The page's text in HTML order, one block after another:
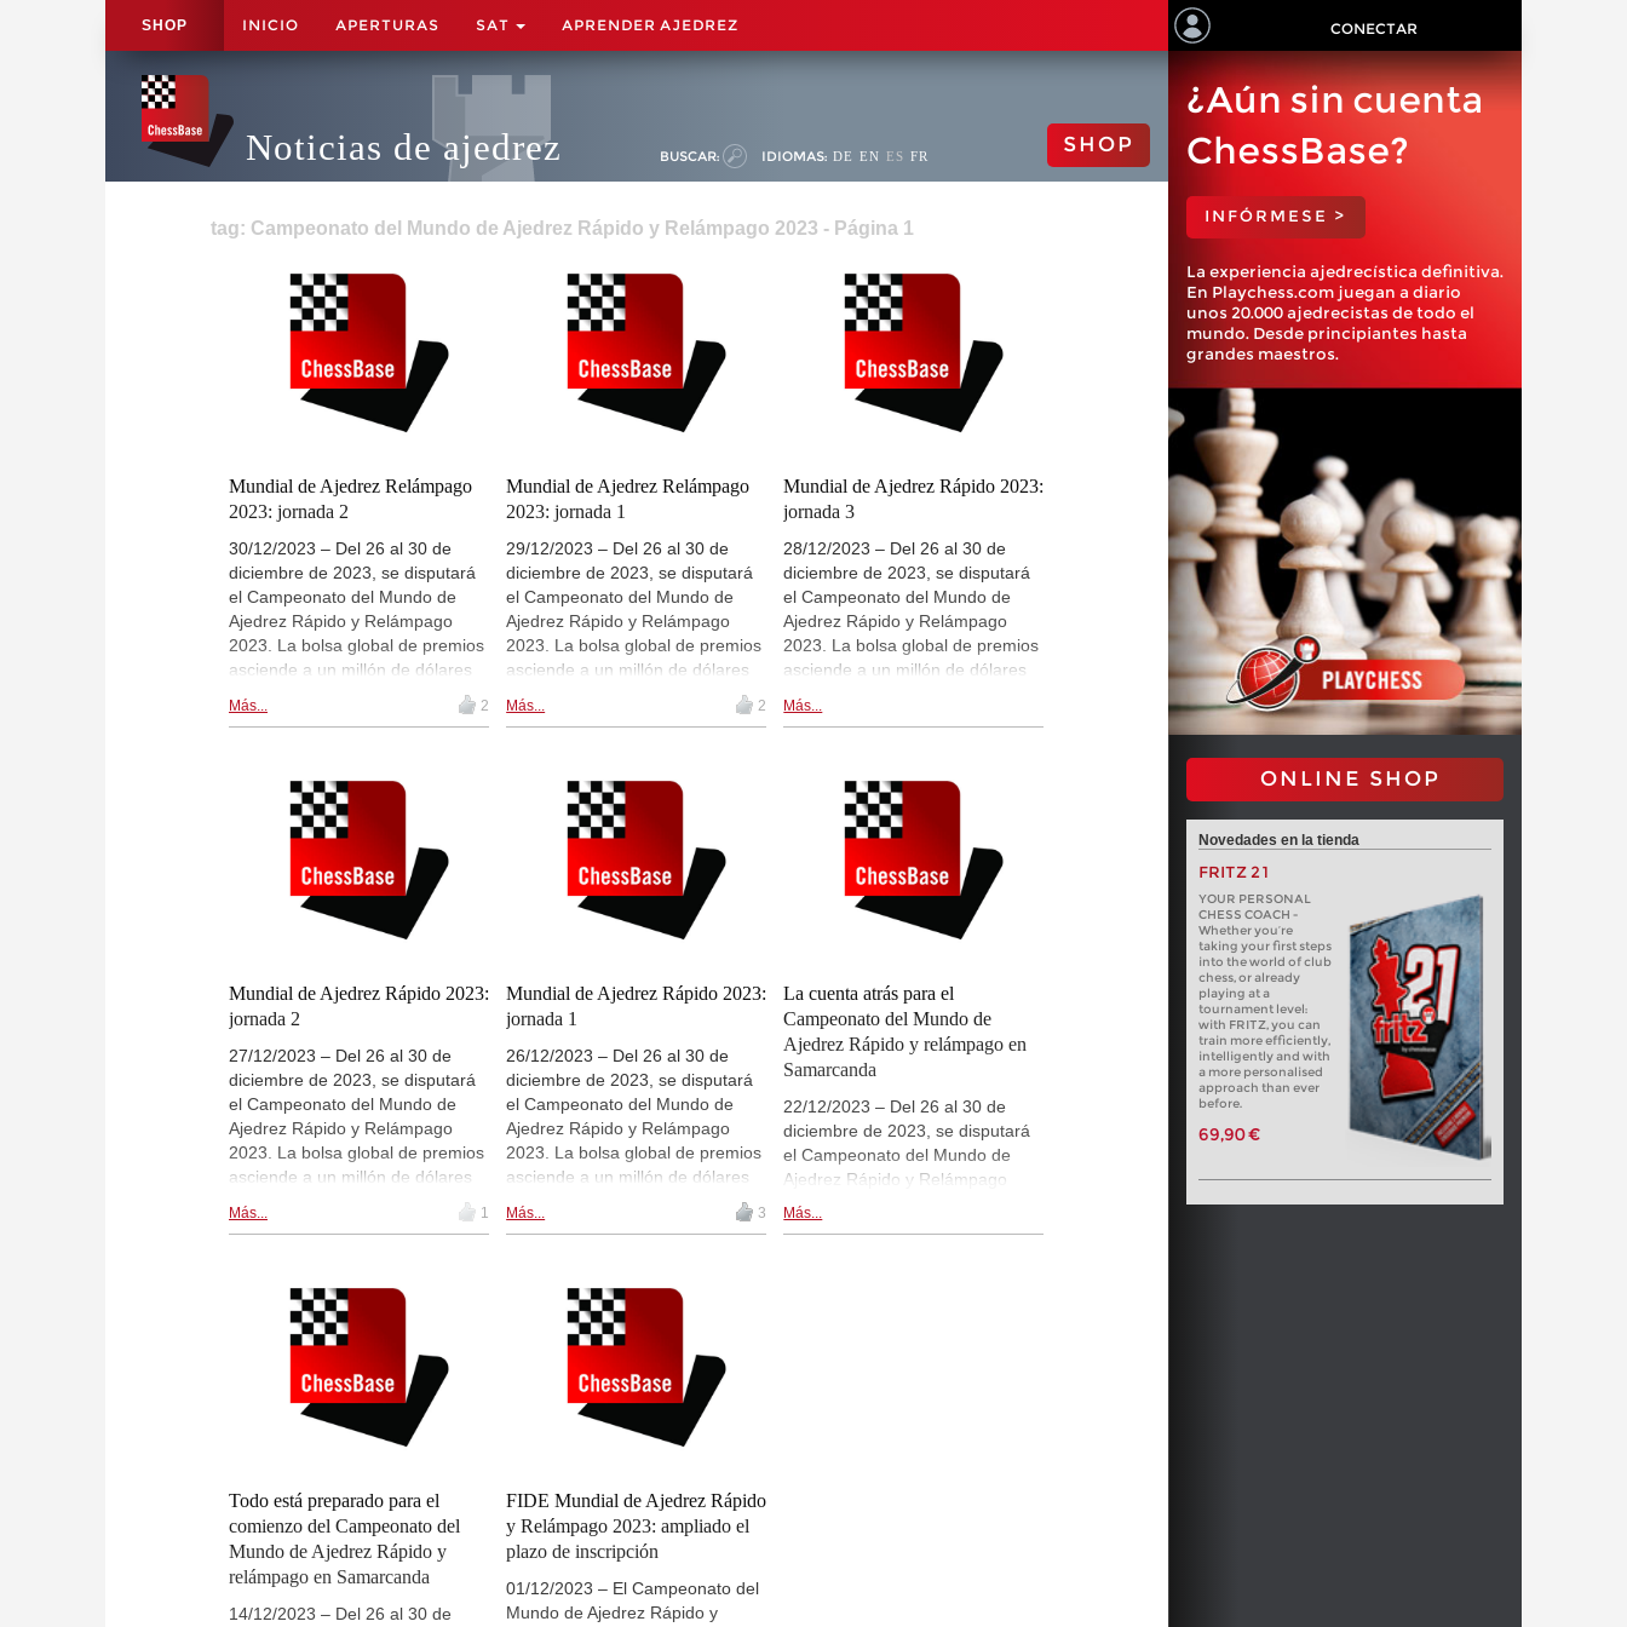
SHOP INICIO APERTURAS SAT APRENDER AJEDREZ CONECTAR
Noticias de ajedrez BUSCAR: IDIOMAS: DE EN ES FR SHOP
tag: Campeonato del Mundo de Ajedrez Rápido y Relámpago 2023 - Página 1
Mundial de Ajedrez Relámpago
2023: jornada 2
30/12/2023 – Del 26 al 30 de
diciembre de 2023, se disputará
el Campeonato del Mundo de
Ajedrez Rápido y Relámpago
2023. La bolsa global de premios
asciende a un millón de dólares
dólares para los torneos de la
femeninas. Participa la flor y nata
del mundo del ajedrez. Hoy se
disputan las partidas de la
segunda jornada del
Campeonato del Mundo de
Ajedrez Relámpago. Hay
retransmisiones en directo en
esta noticia, a partir de las 11:00
CET.
Más... 2
Mundial de Ajedrez Relámpago
2023: jornada 1
29/12/2023 – Del 26 al 30 de
diciembre de 2023, se disputará
el Campeonato del Mundo de
Ajedrez Rápido y Relámpago
2023. La bolsa global de premios
asciende a un millón de dólares
estadounidenses, con 700.000
dólares para los torneos de la
femeninas. Participa la flor y nata
del mundo del ajedrez. Hoy se
disputan las partidas de la
primera jornada del Campeonato
del Mundo de Ajedrez
Relámpago. Hay retransmisiones
en directo en live.chessbase.com
de las 11:00 CET.
Más... 2
Mundial de Ajedrez Rápido 2023:
jornada 3
28/12/2023 – Del 26 al 30 de
diciembre de 2023, se disputará
el Campeonato del Mundo de
Ajedrez Rápido y Relámpago
2023. La bolsa global de premios
asciende a un millón de dólares
dólares para los torneos de la
femeninas. Participa la flor y nata
del mundo del ajedrez. Hoy es la
tercera jornada de ajedrez
rápido. Hay retransmisiones en
directo en live.chessbase.com y
dentro de esta noticia. | Imagen:
FIDE World Rapid and Blitz
Más...
Mundial de Ajedrez Rápido 2023:
jornada 2
27/12/2023 – Del 26 al 30 de
diciembre de 2023, se disputará
el Campeonato del Mundo de
Ajedrez Rápido y Relámpago
2023. La bolsa global de premios
asciende a un millón de dólares
dólares para los torneos de la
femeninas. Participa la flor y nata
del mundo del ajedrez. Hoy es la
segunda jornada de ajedrez
rápido. Hay retransmisiones en
directo en live.chessbase.com y
dentro de esta noticia. | Imagen:
FIDE World Rapid and Blitz
Más... 1
Mundial de Ajedrez Rápido 2023:
jornada 1
26/12/2023 – Del 26 al 30 de
diciembre de 2023, se disputará
el Campeonato del Mundo de
Ajedrez Rápido y Relámpago
2023. La bolsa global de premios
asciende a un millón de dólares
estadounidenses, con 700.000
dólares para los torneos de la
femeninas. Participa la flor y nata
del mundo del ajedrez. Hoy es la
primera jornada de ajedrez
rápido. Hay retransmisiones en
directo en live.chessbase.com y
dentro de esta noticia. | Imagen:
FIDE World Rapid and Blitz
Más... 3
La cuenta atrás para el
Campeonato del Mundo de
Ajedrez Rápido y relámpago en
Samarcanda
22/12/2023 – Del 26 al 30 de
diciembre de 2023, se disputará
el Campeonato del Mundo de
Ajedrez Rápido y Relámpago
2023. La bolsa global de premios
Más...
Todo está preparado para el
comienzo del Campeonato del
Mundo de Ajedrez Rápido y
relámpago en Samarcanda
14/12/2023 – Del 26 al 30 de
FIDE Mundial de Ajedrez Rápido
y Relámpago 2023: ampliado el
plazo de inscripción
01/12/2023 – El Campeonato del
Mundo de Ajedrez Rápido y
¿Aún sin cuenta
ChessBase?
INFÓRMESE >
La experiencia ajedrecística definitiva.
En Playchess.com juegan a diario
unos 20.000 ajedrecistas de todo el
mundo. Desde principiantes hasta
grandes maestros.
ONLINE SHOP
Novedades en la tienda
FRITZ 21
YOUR PERSONAL
CHESS COACH -
Whether you’re
taking your first steps
into the world of club
chess, or already
playing at a
tournament level:
with FRITZ, you can
train more efficiently,
intelligently and with
a more personalised
approach than ever
before.
69,90 €